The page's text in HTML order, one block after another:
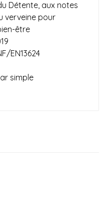
Détente, aux notes
verveine pour
être
EN13624
simple